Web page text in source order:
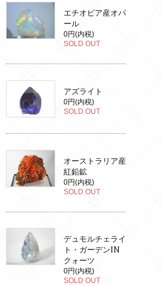
エチオピア産オパ
ール
0円(内税)
SOLD OUT
アズライト
0円(内税)
SOLD OUT
オーストラリア産
紅鉛鉱
0円(内税)
SOLD OUT
デュモルチェライ
ト・ガーデンIN
クォーツ
0円(内税)
SOLD OUT